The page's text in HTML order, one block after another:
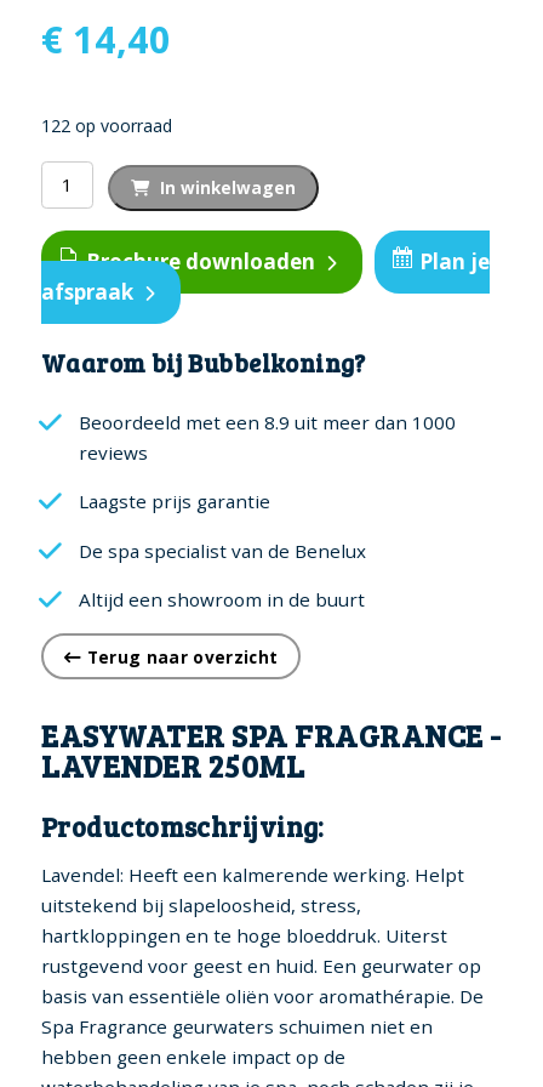
€ 14,40
122 op voorraad
EASYWATER
SPA
FRAGRANCE
-
LAVENDER
250ML
aantal
In winkelwagen
Brochure downloaden
Plan je
afspraak
Waarom bij Bubbelkoning?
Beoordeeld met een 8.9 uit meer dan 1000
reviews
Laagste prijs garantie
De spa specialist van de Benelux
Altijd een showroom in de buurt
Terug naar overzicht
EASYWATER SPA FRAGRANCE -
LAVENDER 250ML
Productomschrijving:
Lavendel: Heeft een kalmerende werking. Helpt
uitstekend bij slapeloosheid, stress,
hartkloppingen en te hoge bloeddruk. Uiterst
rustgevend voor geest en huid. Een geurwater op
basis van essentiële oliën voor aromathérapie. De
Spa Fragrance geurwaters schuimen niet en
hebben geen enkele impact op de